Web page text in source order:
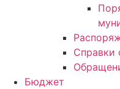
Справки
Бюджет